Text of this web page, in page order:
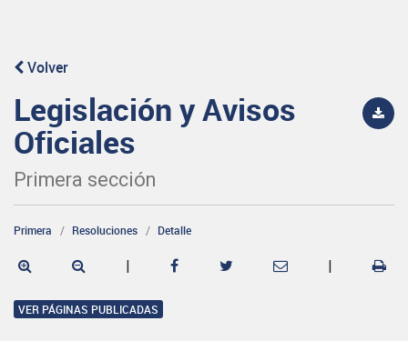
Volver
Legislación y Avisos
Oficiales
Primera sección
Primera Resoluciones Detalle
| |
VER PÁGINAS PUBLICADAS